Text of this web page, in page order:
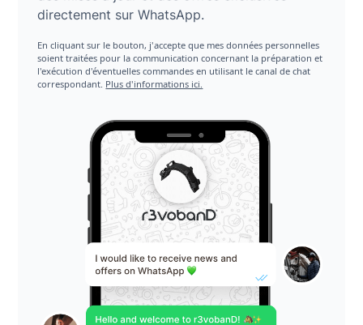
directement sur WhatsApp.
En cliquant sur le bouton, j'accepte que mes données personnelles
soient traitées pour la communication concernant la préparation et
l'exécution d'éventuelles commandes en utilisant le canal de chat
correspondant. Plus d'informations ici.